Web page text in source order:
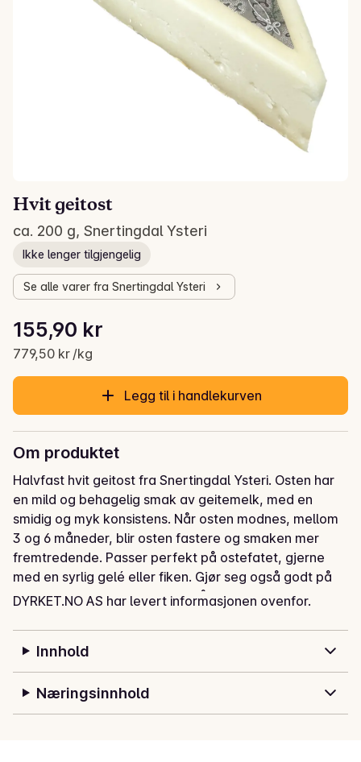
Hvit geitost
ca. 200 g, Snertingdal Ysteri
Ikke lenger tilgjengelig
Se alle varer fra Snertingdal Ysteri
Gjeldende pris er: 155,90 kr
155,90 kr
779,50 kr /kg
Stykkpris: 779,50 kr /kg
Legg til i handlekurven
Om produktet
Halvfast hvit geitost fra Snertingdal Ysteri. Osten har
en mild og behagelig smak av geitemelk, med en
smidig og myk konsistens. Når osten modnes, mellom
3 og 6 måneder, blir osten fastere og smaken mer
fremtredende. Passer perfekt på ostefatet, gjerne
med en syrlig gelé eller fiken. Gjør seg også godt på
ostesmørbrød, i pai eller rett på brødskiven!
DYRKET.NO AS har levert informasjonen ovenfor.
Innhold
Næringsinnhold